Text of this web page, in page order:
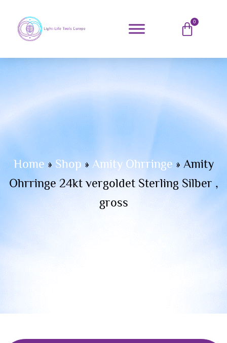
0
Home » Shop » Amity Ohrringe »Amity
Ohrringe 24kt vergoldet Sterling Silber ,
gross